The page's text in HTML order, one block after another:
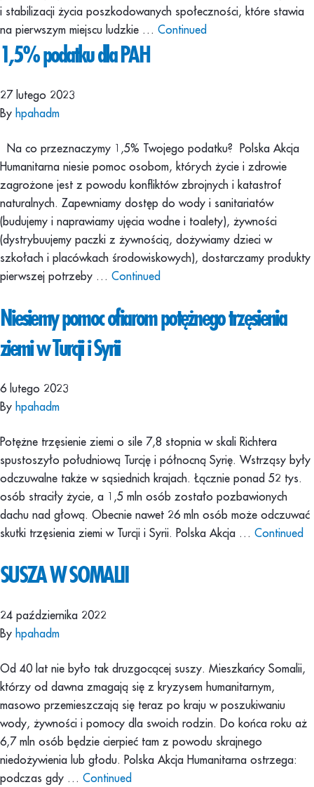
i stabilizacji życia poszkodowanych społeczności, które stawia
na pierwszym miejscu ludzkie … Continued
1,5% podatku dla PAH
27 lutego 2023
By hpahadm
Na co przeznaczymy 1,5% Twojego podatku? Polska Akcja
Humanitarna niesie pomoc osobom, których życie i zdrowie
zagrożone jest z powodu konfliktów zbrojnych i katastrof
naturalnych. Zapewniamy dostęp do wody i sanitariatów
(budujemy i naprawiamy ujęcia wodne i toalety), żywności
(dystrybuujemy paczki z żywnością, dożywiamy dzieci w
szkołach i placówkach środowiskowych), dostarczamy produkty
pierwszej potrzeby … Continued
Niesiemy pomoc ofiarom potężnego trzęsienia
ziemi w Turcji i Syrii
6 lutego 2023
By hpahadm
Potężne trzęsienie ziemi o sile 7,8 stopnia w skali Richtera
spustoszyło południową Turcję i północną Syrię. Wstrząsy były
odczuwalne także w sąsiednich krajach. Łącznie ponad 52 tys.
osób straciły życie, a 1,5 mln osób zostało pozbawionych
dachu nad głową. Obecnie nawet 26 mln osób może odczuwać
skutki trzęsienia ziemi w Turcji i Syrii. Polska Akcja … Continued
SUSZA W SOMALII
24 października 2022
By hpahadm
Od 40 lat nie było tak druzgocącej suszy. Mieszkańcy Somalii,
którzy od dawna zmagają się z kryzysem humanitarnym,
masowo przemieszczają się teraz po kraju w poszukiwaniu
wody, żywności i pomocy dla swoich rodzin. Do końca roku aż
6,7 mln osób będzie cierpieć tam z powodu skrajnego
niedożywienia lub głodu. Polska Akcja Humanitarna ostrzega:
podczas gdy … Continued